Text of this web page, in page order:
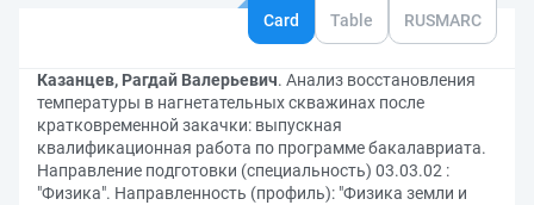
Card Table RUSMARC
Казанцев, Рагдай Валерьевич. Анализ восстановления
температуры в нагнетательных скважинах после
кратковременной закачки: выпускная
квалификационная работа по программе бакалавриата.
Направление подготовки (специальность) 03.03.02 :
"Физика". Направленность (профиль): "Физика земли и